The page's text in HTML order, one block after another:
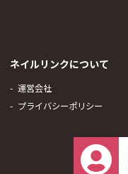
ネイルリンクについて
運営会社
プライバシーポリシー